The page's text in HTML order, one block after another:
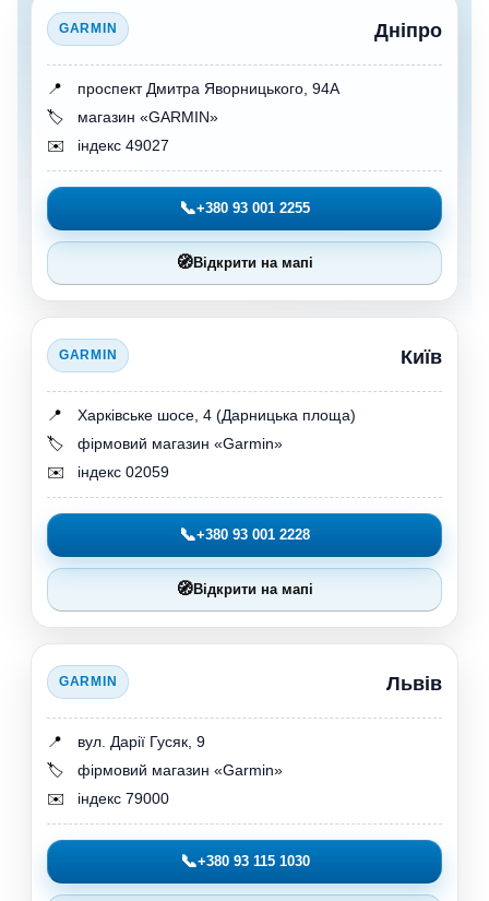
GARMIN Дніпро
📍
проспект Дмитра Яворницького, 94А
🏷️
магазин «GARMIN»
✉️
індекс 49027
📞+380 93 001 2255
🧭Відкрити на мапі
GARMIN Київ
📍
Харківське шосе, 4 (Дарницька площа)
🏷️
фірмовий магазин «Garmin»
✉️
індекс 02059
📞+380 93 001 2228
🧭Відкрити на мапі
GARMIN Львів
📍
вул. Дарії Гусяк, 9
🏷️
фірмовий магазин «Garmin»
✉️
індекс 79000
📞+380 93 115 1030